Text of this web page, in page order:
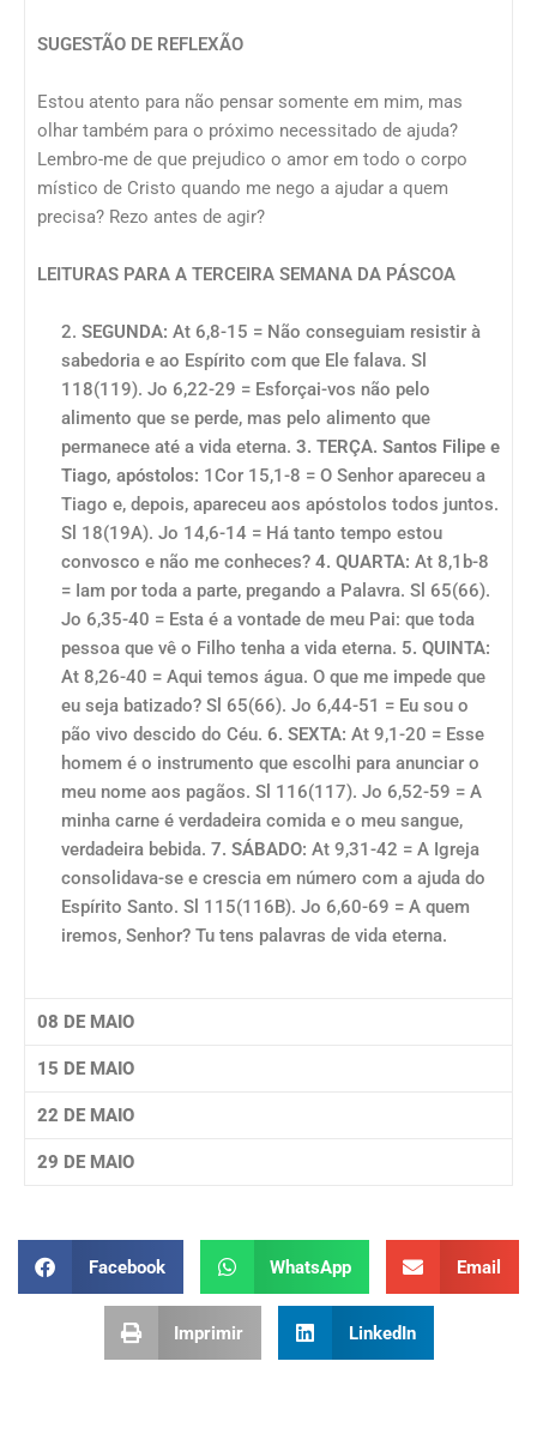
SUGESTÃO DE REFLEXÃO
Estou atento para não pensar somente em mim, mas
olhar também para o próximo necessitado de ajuda?
Lembro-me de que prejudico o amor em todo o corpo
místico de Cristo quando me nego a ajudar a quem
precisa? Rezo antes de agir?
LEITURAS PARA A TERCEIRA SEMANA DA PÁSCOA
SEGUNDA: At 6,8-15 = Não conseguiam resistir à
sabedoria e ao Espírito com que Ele falava. Sl
118(119). Jo 6,22-29 = Esforçai-vos não pelo
alimento que se perde, mas pelo alimento que
permanece até a vida eterna. 3. TERÇA. Santos Filipe e
Tiago, apóstolos: 1Cor 15,1-8 = O Senhor apareceu a
Tiago e, depois, apareceu aos apóstolos todos juntos.
Sl 18(19A). Jo 14,6-14 = Há tanto tempo estou
convosco e não me conheces? 4. QUARTA: At 8,1b-8
= Iam por toda a parte, pregando a Palavra. Sl 65(66).
Jo 6,35-40 = Esta é a vontade de meu Pai: que toda
pessoa que vê o Filho tenha a vida eterna. 5. QUINTA:
At 8,26-40 = Aqui temos água. O que me impede que
eu seja batizado? Sl 65(66). Jo 6,44-51 = Eu sou o
pão vivo descido do Céu. 6. SEXTA: At 9,1-20 = Esse
homem é o instrumento que escolhi para anunciar o
meu nome aos pagãos. Sl 116(117). Jo 6,52-59 = A
minha carne é verdadeira comida e o meu sangue,
verdadeira bebida. 7. SÁBADO: At 9,31-42 = A Igreja
consolidava-se e crescia em número com a ajuda do
Espírito Santo. Sl 115(116B). Jo 6,60-69 = A quem
iremos, Senhor? Tu tens palavras de vida eterna.
08 DE MAIO
15 DE MAIO
22 DE MAIO
29 DE MAIO
Facebook WhatsApp Email
Imprimir LinkedIn